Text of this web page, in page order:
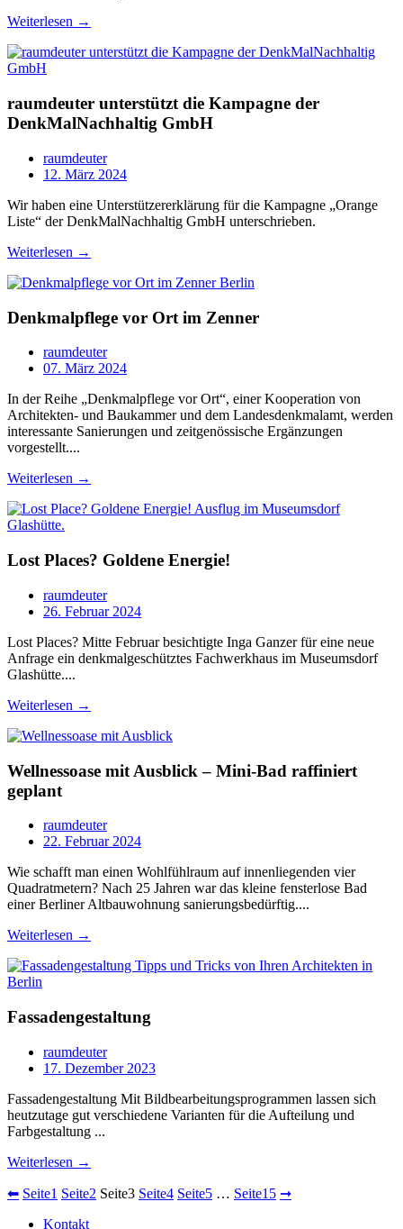
Weiterlesen →
raumdeuter unterstützt die Kampagne der
DenkMalNachhaltig GmbH
raumdeuter
12. März 2024
Wir haben eine Unterstützererklärung für die Kampagne „Orange
Liste“ der DenkMalNachhaltig GmbH unterschrieben.
Weiterlesen →
Denkmalpflege vor Ort im Zenner
raumdeuter
07. März 2024
In der Reihe „Denkmalpflege vor Ort“, einer Kooperation von
Architekten- und Baukammer und dem Landesdenkmalamt, werden
interessante Sanierungen und zeitgenössische Ergänzungen
vorgestellt....
Weiterlesen →
Lost Places? Goldene Energie!
raumdeuter
26. Februar 2024
Lost Places? Mitte Februar besichtigte Inga Ganzer für eine neue
Anfrage ein denkmalgeschütztes Fachwerkhaus im Museumsdorf
Glashütte....
Weiterlesen →
Wellnessoase mit Ausblick – Mini-Bad raffiniert
geplant
raumdeuter
22. Februar 2024
Wie schafft man einen Wohlfühlraum auf innenliegenden vier
Quadratmetern? Nach 25 Jahren war das kleine fensterlose Bad
einer Berliner Altbauwohnung sanierungsbedürftig....
Weiterlesen →
Fassadengestaltung
raumdeuter
17. Dezember 2023
Fassadengestaltung Mit Bildbearbeitungsprogrammen lassen sich
heutzutage gut verschiedene Varianten für die Aufteilung und
Farbgestaltung ...
Weiterlesen →
⬅ Seite1 Seite2 Seite3 Seite4 Seite5 … Seite15 ➞
Kontakt